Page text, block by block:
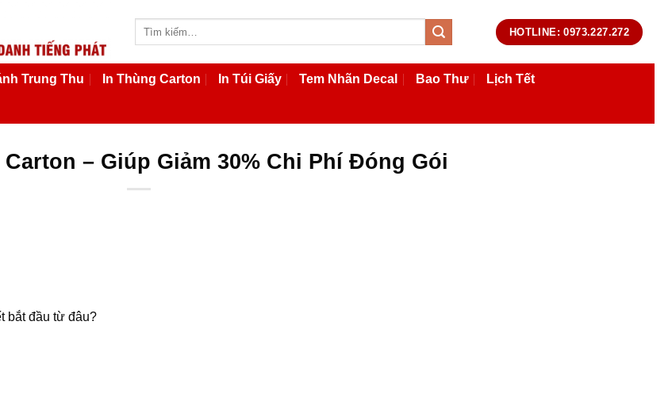
HOTLINE: 0973.227.272
Trung Thu In Thùng Carton In Túi Giấy Tem Nhãn Decal Bao Thư Lịch Tết
– Giúp Giảm 30% Chi Phí Đóng Gói
bắt đầu từ đâu?